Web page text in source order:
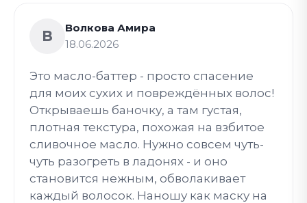
В
Волкова Амира
18.06.2026
Это масло-баттер - просто спасение
для моих сухих и повреждённых волос!
Открываешь баночку, а там густая,
плотная текстура, похожая на взбитое
сливочное масло. Нужно совсем чуть-
чуть разогреть в ладонях - и оно
становится нежным, обволакивает
каждый волосок. Наношу как маску на